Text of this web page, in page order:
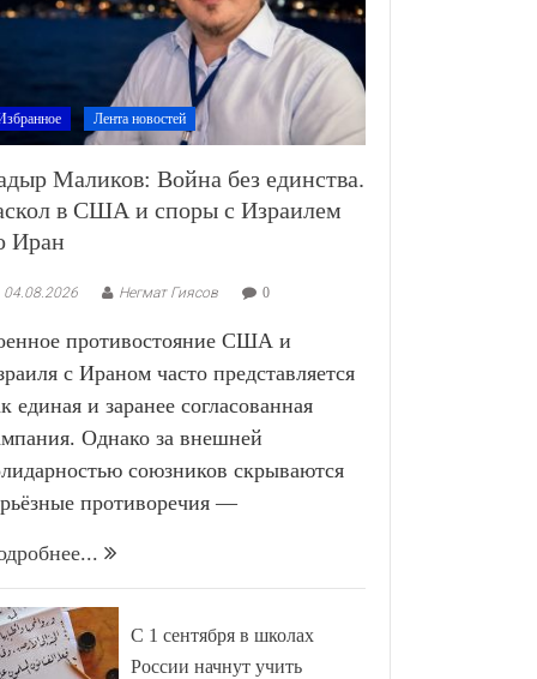
Лента новостей
Маликов: Война без единства.
в США и споры с Израилем
Иран
04.08.2026 Негмат Гиясов 0
противостояние США и
с Ираном часто представляется
единая и заранее согласованная
Однако за внешней
союзников скрываются
противоречия —
С 1 сентября в школах
России начнут учить